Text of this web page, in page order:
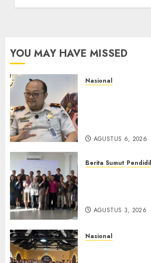
YOU MAY HAVE MISSED
Nasional
AGUSTUS 6, 2026
Berita Sumut
AGUSTUS 3, 2026
Nasional